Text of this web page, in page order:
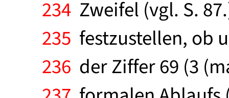
234 Zweifel (vgl. S.
235 festzustellen, ob
236 der Ziffer 69 (3